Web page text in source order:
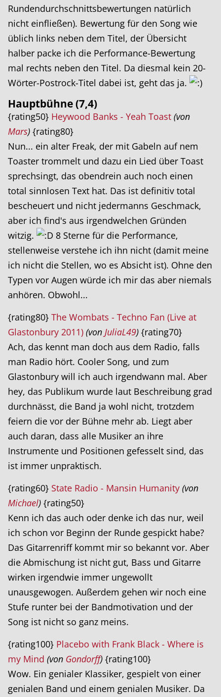
Rundendurchschnittsbewertungen natürlich
nicht einfließen). Bewertung für den Song wie
üblich links neben dem Titel, der Übersicht
halber packe ich die Performance-Bewertung
mal rechts neben den Titel. Da diesmal kein 20-
Wörter-Postrock-Titel dabei ist, geht das ja.
Hauptbühne (7,4)
{rating50} Heywood Banks - Yeah Toast (von
Mars) {rating80}
Nun... ein alter Freak, der mit Gabeln auf nem
Toaster trommelt und dazu ein Lied über Toast
sprechsingt, das obendrein auch noch einen
total sinnlosen Text hat. Das ist definitiv total
bescheuert und nicht jedermanns Geschmack,
aber ich find's aus irgendwelchen Gründen
witzig.
8 Sterne für die Performance,
stellenweise verstehe ich ihn nicht (damit meine
ich nicht die Stellen, wo es Absicht ist). Ohne den
Typen vor Augen würde ich mir das aber niemals
anhören. Obwohl...
{rating80} The Wombats - Techno Fan (Live at
Glastonbury 2011) (von JuliaL49) {rating70}
Ach, das kennt man doch aus dem Radio, falls
man Radio hört. Cooler Song, und zum
Glastonbury will ich auch irgendwann mal. Aber
hey, das Publikum wurde laut Beschreibung grad
durchnässt, die Band ja wohl nicht, trotzdem
feiern die vor der Bühne mehr ab. Liegt aber
auch daran, dass alle Musiker an ihre
Instrumente und Positionen gefesselt sind, das
ist immer unpraktisch.
{rating60} State Radio - Mansin Humanity (von
Michael) {rating50}
Kenn ich das auch oder denke ich das nur, weil
ich schon vor Beginn der Runde gespickt habe?
Das Gitarrenriff kommt mir so bekannt vor. Aber
die Abmischung ist nicht gut, Bass und Gitarre
wirken irgendwie immer ungewollt
unausgewogen. Außerdem gehen wir noch eine
Stufe runter bei der Bandmotivation und der
Song ist nicht so ganz meins.
{rating100} Placebo with Frank Black - Where is
my Mind (von Gondorff) {rating100}
Wow. Ein genialer Klassiker, gespielt von einer
genialen Band und einem genialen Musiker. Da